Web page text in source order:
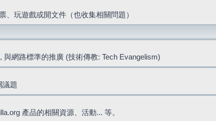
、玩遊戲或開文件（也收集相關問題）
網路標準的推廣 (技術傳教: Tech Evangelism)
議題
產品的相關資源、活動... 等。